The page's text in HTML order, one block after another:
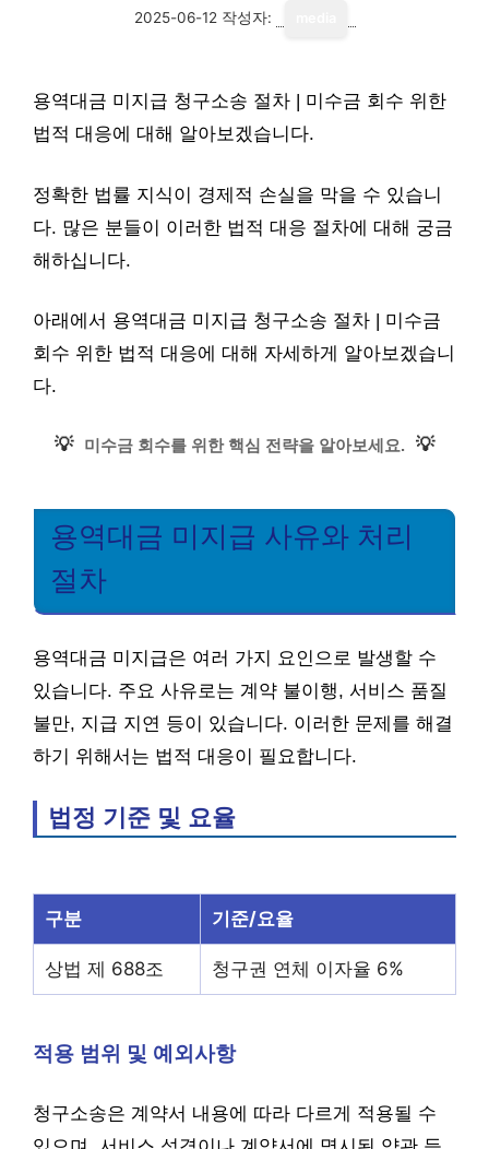
2025-06-12 작성자:
용역대금 미지급 청구소송 절차 | 미수금 회수 위한
법적 대응에 대해 알아보겠습니다.
정확한 법률 지식이 경제적 손실을 막을 수 있습니
다. 많은 분들이 이러한 법적 대응 절차에 대해 궁금
해하십니다.
아래에서 용역대금 미지급 청구소송 절차 | 미수금
회수 위한 법적 대응에 대해 자세하게 알아보겠습니
다.
💡 미수금 회수를 위한 핵심 전략을 알아보세요. 💡
용역대금 미지급 사유와 처리
절차
용역대금 미지급은 여러 가지 요인으로 발생할 수
있습니다. 주요 사유로는 계약 불이행, 서비스 품질
불만, 지급 지연 등이 있습니다. 이러한 문제를 해결
하기 위해서는 법적 대응이 필요합니다.
법정 기준 및 요율
구분 기준/요율
상법 제 688조 청구권 연체 이자율 6%
적용 범위 및 예외사항
청구소송은 계약서 내용에 따라 다르게 적용될 수